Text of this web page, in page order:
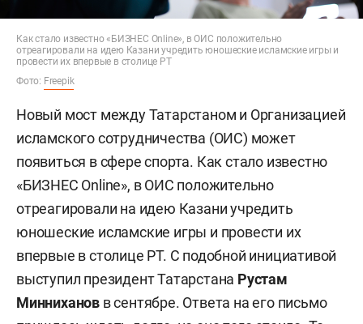
Как стало известно «БИЗНЕС Online», в ОИС положительно
отреагировали на идею Казани учредить юношеские исламские игры и
провести их впервые в столице РТ
Фото: Freepik
Новый мост между Татарстаном и Организацией
исламского сотрудничества (ОИС) может
появиться в сфере спорта. Как стало известно
«БИЗНЕС Online», в ОИС положительно
отреагировали на идею Казани учредить
юношеские исламские игры и провести их
впервые в столице РТ. С подобной инициативой
выступил президент Татарстана Рустам
Минниханов в сентябре. Ответа на его письмо